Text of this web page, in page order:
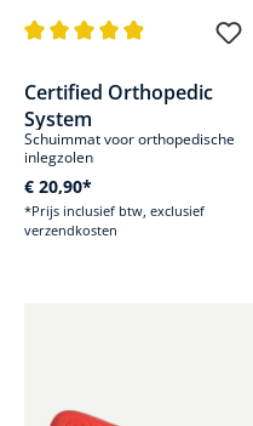
Certified Orthopedic
System
Schuimmat voor orthopedische
inlegzolen
€ 20,90*
*Prijs inclusief btw, exclusief
verzendkosten